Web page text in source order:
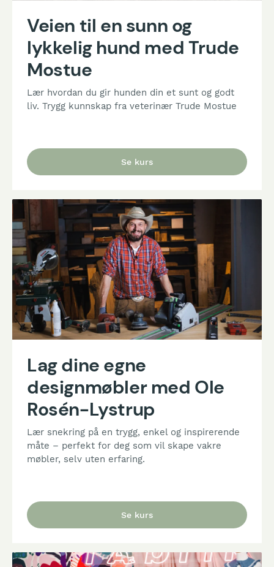
Veien til en sunn og
lykkelig hund med Trude
Mostue
Lær hvordan du gir hunden din et sunt og godt
liv. Trygg kunnskap fra veterinær Trude Mostue
Se kurs
Lag dine egne
designmøbler med Ole
Rosén-Lystrup
Lær snekring på en trygg, enkel og inspirerende
måte – perfekt for deg som vil skape vakre
møbler, selv uten erfaring.
Se kurs